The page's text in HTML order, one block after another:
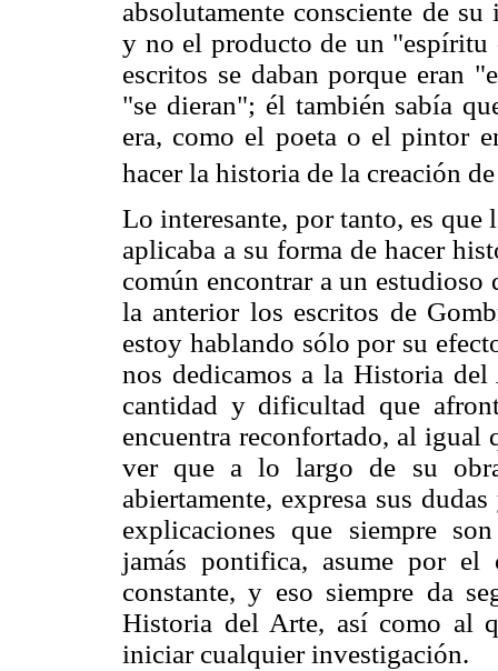
absolutamente consciente de
y no el producto de un "espíritu
escritos se daban porque eran
"se dieran"; él también sabía
era, como el poeta o el pintor
hacer la historia de la creación
Lo interesante, por tanto, es
aplicaba a su forma de hacer
común encontrar a un
la anterior los escritos de
estoy hablando sólo por su
nos dedicamos a la Historia
cantidad y dificultad que
encuentra reconfortado, al igual
ver que a lo largo de su
abiertamente, expresa sus
explicaciones que siempre
jamás pontifica, asume por el
constante, y eso siempre da
Historia del Arte, así como al
iniciar cualquier investigación.